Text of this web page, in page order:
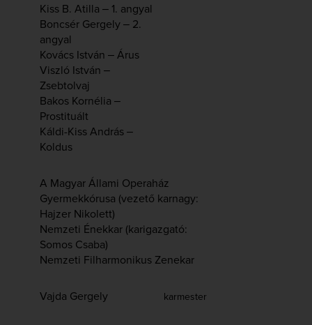
Kiss B. Atilla ‒ 1. angyal
Boncsér Gergely ‒ 2.
angyal
Kovács István ‒ Árus
Viszló István ‒
Zsebtolvaj
Bakos Kornélia ‒
Prostituált
Káldi-Kiss András ‒
Koldus
A Magyar Állami Operaház
Gyermekkórusa (vezető karnagy:
Hajzer Nikolett)
Nemzeti Énekkar (karigazgató:
Somos Csaba)
Nemzeti Filharmonikus Zenekar
Vajda Gergely karmester